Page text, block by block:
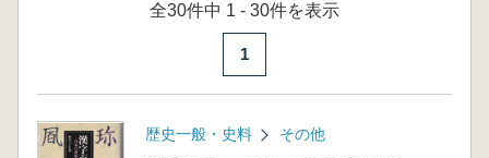
全30件中 1 - 30件を表示
1
歴史一般・史料 その他